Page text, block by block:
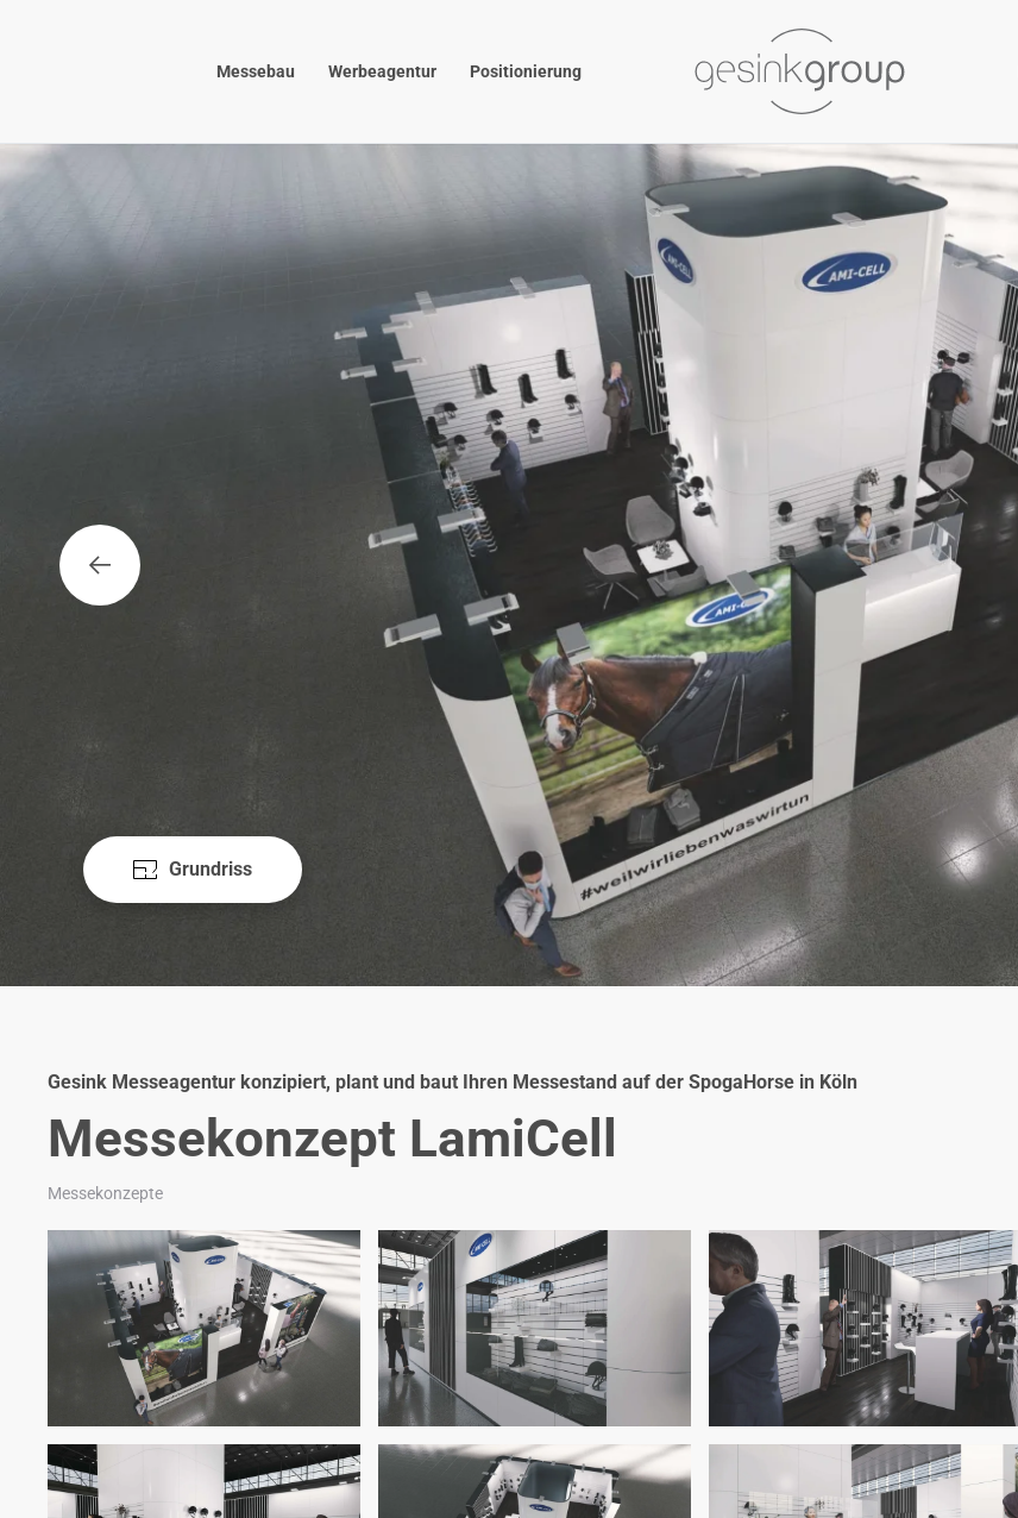
Zum Hauptinhalt springen
Messebau Werbeagentur Positionierung
Grundriss
Gesink Messeagentur konzipiert, plant und baut Ihren Messestand auf der SpogaHorse in Köln
Messekonzept LamiCell
Messekonzepte
Zoom Zoom Zoom